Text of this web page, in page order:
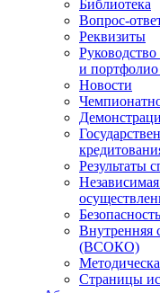
Библиотека
Вопрос-
Реквизиты
и портфолио
Новости
Результаты
Безопасность
Внутренняя
(ВСОКО)
Страницы